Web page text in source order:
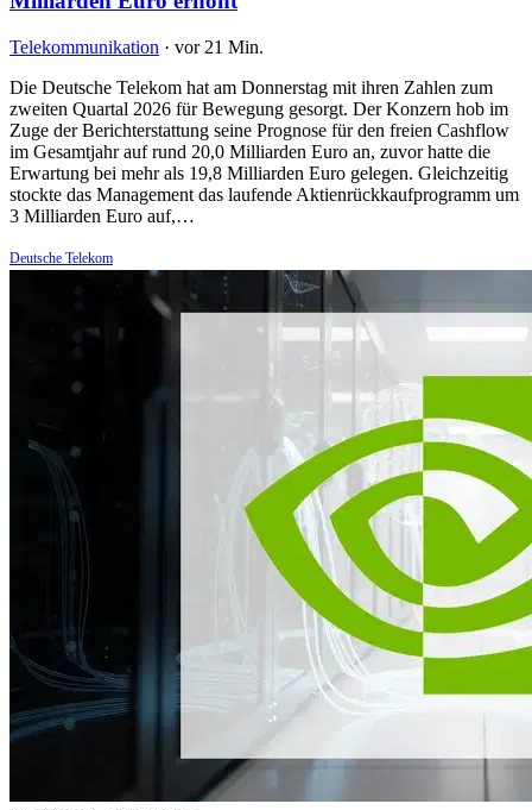
Telekommunikation · vor 21 Min.
Die Deutsche Telekom hat am Donnerstag mit ihren Zahlen zum
zweiten Quartal 2026 für Bewegung gesorgt. Der Konzern hob im
Zuge der Berichterstattung seine Prognose für den freien Cashflow
im Gesamtjahr auf rund 20,0 Milliarden Euro an, zuvor hatte die
Erwartung bei mehr als 19,8 Milliarden Euro gelegen. Gleichzeitig
stockte das Management das laufende Aktienrückkaufprogramm um
3 Milliarden Euro auf,…
Deutsche Telekom